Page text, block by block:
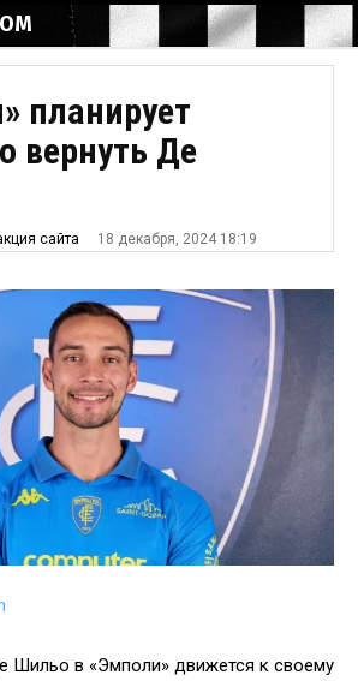
планирует
вернуть Де
сайта 18 декабря, 2024 18:19
Шильо в «Эмполи» движется к своему